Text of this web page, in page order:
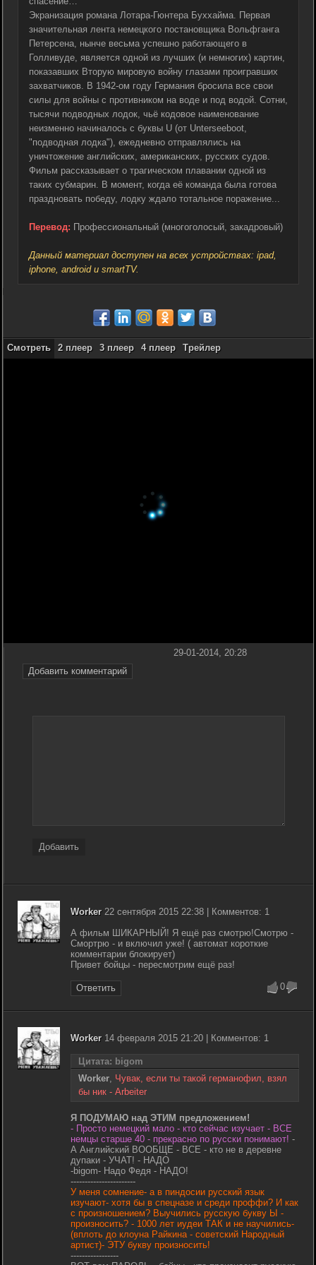
Экранизация романа Лотара-Гюнтера Буххайма. Первая
значительная лента немецкого постановщика Вольфганга
Петерсена, нынче весьма успешно работающего в
Голливуде, является одной из лучших (и немногих) картин,
показавших Вторую мировую войну глазами проигравших
захватчиков. В 1942-ом году Германия бросила все свои
силы для войны с противником на воде и под водой. Сотни,
тысячи подводных лодок, чьё кодовое наименование
неизменно начиналось с буквы U (от Unterseeboot,
"подводная лодка"), ежедневно отправлялись на
уничтожение английских, американских, русских судов.
Фильм рассказывает о трагическом плавании одной из
таких субмарин. В момент, когда её команда была готова
праздновать победу, лодку ждало тотальное поражение...
Перевод: Профессиональный (многоголосый, закадровый)
Данный материал доступен на всех устройствах: ipad,
iphone, android и smartTV.
Смотреть 2 плеер 3 плеер 4 плеер Трейлер
Добавить комментарий
29-01-2014, 20:28
Добавить
Worker22 сентября 2015 22:38 | Комментов: 1
А фильм ШИКАРНЫЙ! Я ещё раз смотрю!Смотрю -
Смортрю - и включил уже! ( автомат короткие
комментарии блокирует)
Привет бойцы - пересмотрим ещё раз!
Ответить 0
Worker14 февраля 2015 21:20 | Комментов: 1
Цитата: bigom
Worker, Чувак, если ты такой германофил, взял
бы ник - Arbeiter
Я ПОДУМАЮ над ЭТИМ предложением!
- Просто немецкий мало - кто сейчас изучает - ВСЕ
немцы старше 40 - прекрасно по русски понимают! -
А Английский ВООБЩЕ - ВСЕ - кто не в деревне
дупаки - УЧАТ! - НАДО
-bigom- Надо Федя - НАДО!
-----------------------
У меня сомнение- а в пиндосии русский язык
изучают- хотя бы в спецназе и среди проффи? И как
с произношением? Выучились русскую букву Ы -
произносить? - 1000 лет иудеи ТАК и не научились-
(вплоть до клоуна Райкина - советский Народный
артист)- ЭТУ букву произносить!
-----------------